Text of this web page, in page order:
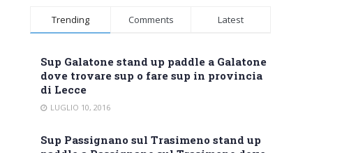
Trending Comments Latest
Sup Galatone stand up paddle a Galatone
dove trovare sup o fare sup in provincia
di Lecce
LUGLIO 10, 2016
Sup Passignano sul Trasimeno stand up